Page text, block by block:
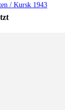
/ Kursk 1943